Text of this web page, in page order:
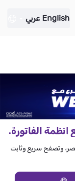
English عربي
وتصفح سريع وثابت